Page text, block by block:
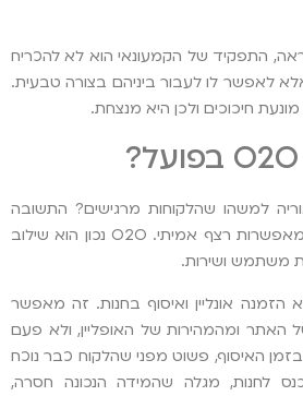
התפקיד של הקמעונאי הוא לא להכריח
לאפשר לו לעבור ביניהם בצורה טבעית.
למשהו שהלקוחות מרגישים? התשובה
טמונה בפיתוח מערכות המאפשרות רצף אמיתי. O2O נכון הוא שילוב
משתמש ושירות.
הזמנה אונליין ואיסוף בחנות. זה מאפשר
האתר ומהמהירות של האופליין, ולא פעם
בזמן האיסוף, פשוט מפני שהלקוח כבר נוכח
לחנות, מגלה שהמידה הנכונה חסרה,